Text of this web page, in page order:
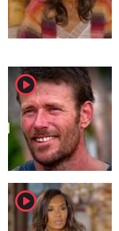
player2
player2